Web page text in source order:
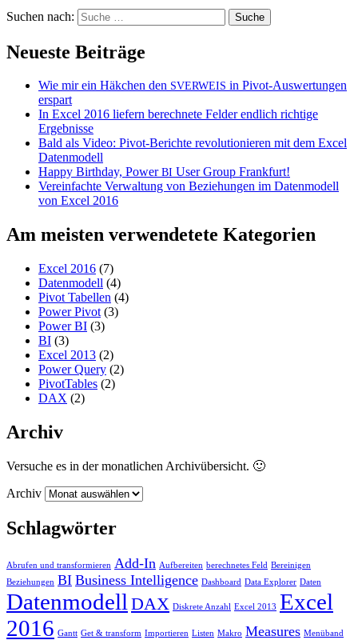
Suchen nach:
Neueste Beiträge
Wie mir ein Häkchen den SVERWEIS in Pivot-Auswertungen
erspart
In Excel 2016 liefern berechnete Felder endlich richtige
Ergebnisse
Bald als Video: Pivot-Berichte revolutionieren mit dem Excel
Datenmodell
Happy Birthday, PowerBI User Group Frankfurt!
Vereinfachte Verwaltung von Beziehungen im Datenmodell
von Excel 2016
Am meisten verwendetete Kategorien
Excel 2016 (7)
Datenmodell (4)
Pivot Tabellen (4)
Power Pivot (3)
Power BI (3)
BI (3)
Excel 2013 (2)
Power Query (2)
PivotTables (2)
DAX (2)
Archiv
Versuche es in der monatlichen Archivübersicht. 🙂
Archiv
Schlagwörter
Abrufen und transformieren Add-In Aufbereiten berechnetes Feld Bereinigen
Beziehungen BI Business Intelligence Dashboard Data Explorer Daten
Datenmodell DAX Diskrete Anzahl Excel 2013 Excel
2016 Gantt Get & transform Importieren Listen Makro Measures Menüband